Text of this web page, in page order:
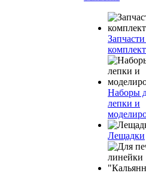
Наборы
лепки и
Лещадки